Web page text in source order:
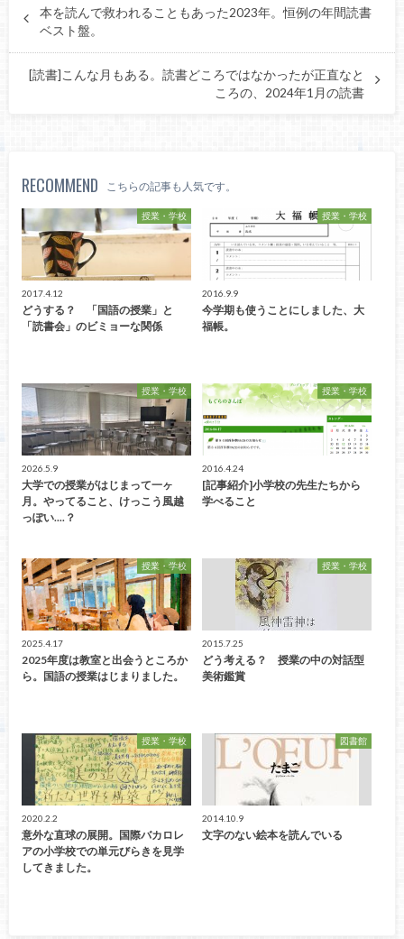
本を読んで救われることもあった2023年。恒例の年間読書
ベスト盤。
[読書]こんな月もある。読書どころではなかったが正直なと
ころの、2024年1月の読書
RECOMMEND こちらの記事も人気です。
授業・学校
2017.4.12
どうする？ 「国語の授業」と
「読書会」のビミョーな関係
授業・学校
2016.9.9
今学期も使うことにしました、大
福帳。
授業・学校
2026.5.9
大学での授業がはじまって一ヶ
月。やってること、けっこう風越
っぽい....？
授業・学校
2016.4.24
[記事紹介]小学校の先生たちから
学べること
授業・学校
2025.4.17
2025年度は教室と出会うところか
ら。国語の授業はじまりました。
授業・学校
2015.7.25
どう考える？ 授業の中の対話型
美術鑑賞
授業・学校
2020.2.2
意外な直球の展開。国際バカロレ
アの小学校での単元びらきを見学
してきました。
図書館
2014.10.9
文字のない絵本を読んでいる